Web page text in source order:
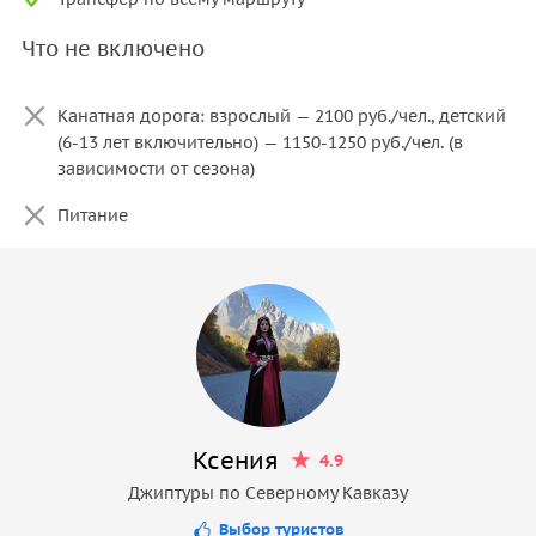
Что не включено
Канатная дорога: взрослый — 2100 руб./чел., детский
(6-13 лет включительно) — 1150-1250 руб./чел. (в
зависимости от сезона)
Питание
Ксения
4.9
Джиптуры по Северному Кавказу
Выбор туристов